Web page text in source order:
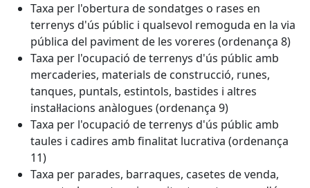
Taxa per l'obertura de sondatges o rases en
terrenys d'ús públic i qualsevol remoguda en la via
pública del paviment de les voreres (ordenança 8)
Taxa per l'ocupació de terrenys d'ús públic amb
mercaderies, materials de construcció, runes,
tanques, puntals, estintols, bastides i altres
instal·lacions anàlogues (ordenança 9)
Taxa per l'ocupació de terrenys d'ús públic amb
taules i cadires amb finalitat lucrativa (ordenança
11)
Taxa per parades, barraques, casetes de venda,